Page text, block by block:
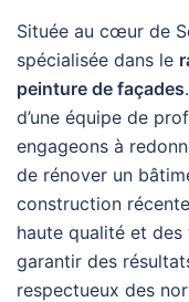
Située au cœur de
spécialisée dans le
peinture de façades
d’une équipe de
engageons à
de rénover un
construction
haute qualité et
garantir des
respectueux des